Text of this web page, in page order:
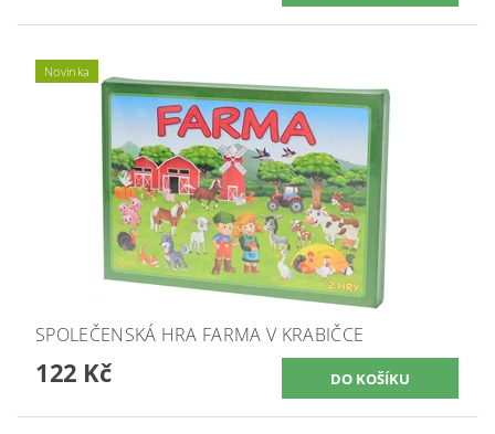
Novinka
SPOLEČENSKÁ HRA FARMA V KRABIČCE
122 Kč